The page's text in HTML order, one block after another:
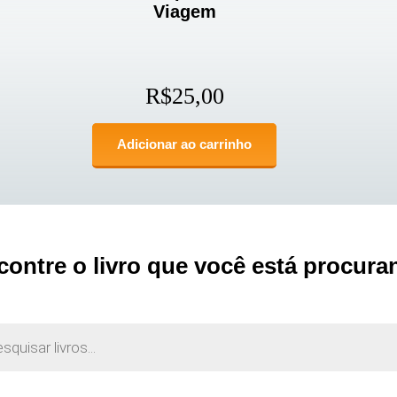
Viagem
R$25,00
Adicionar ao carrinho
o livro que você está